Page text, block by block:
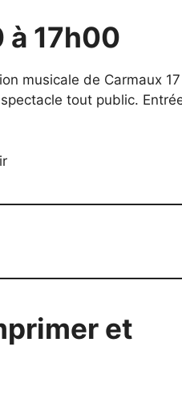
17h00
musicale de Carmaux 17
tout public.
et